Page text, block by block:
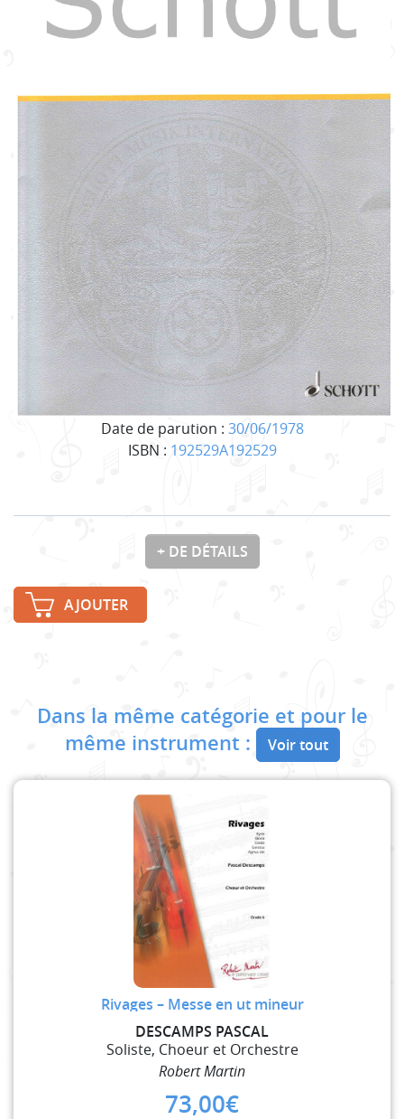
Date de parution : 30/06/1978
ISBN : 192529A192529
+ DE DÉTAILS
AJOUTER
Dans la même catégorie et pour le
même instrument :
Voir tout
Rivages – Messe en ut mineur
DESCAMPS PASCAL
Soliste, Choeur et Orchestre
Robert Martin
73,00€